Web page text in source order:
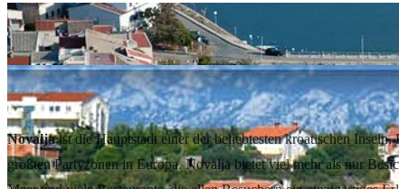
Plane deine Pag-Reise
Verfügbarkeit prüfen
Über Novalja
Novaljaist die Hauptstadt einer der beliebtesten kroatischen
größten Partyzonen in Europa. Novalja bietet viel mehr als nur